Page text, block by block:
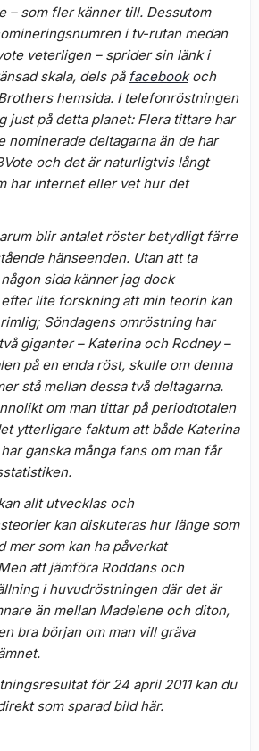
– som fler känner till. Dessutom
i tv-rutan medan
veterligen– sprider sin länk i
skala, dels på facebookoch
hemsida. I telefonröstningen
just på detta planet: Flera tittare har
nominerade deltagarna än de har
och det är naturligtvis långt
har internet eller vet hur det
blir antalet röster betydligt färre
hänseenden. Utan att ta
sida känner jag dock
lite forskning att min teorin kan
Söndagens omröstning har
giganter – Katerina och Rodney –
på en enda röst, skulle om denna
stå mellan dessa två deltagarna.
om man tittar på periodtotalen
ytterligare faktum att både Katerina
ganska många fans om man får
allt utvecklas och
kan diskuteras hur länge som
mer som kan ha påverkat
att jämföra Roddans och
i huvudröstningen där det är
än mellan Madelene och diton,
bra början om man vill gräva
för 24 april 2011 kan du
som sparad bild här.